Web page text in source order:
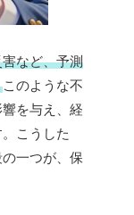
など、予測
このような不
を与え、経
こうした
一つが、保